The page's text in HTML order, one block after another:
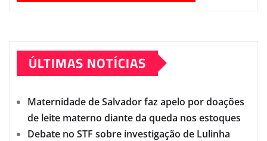
ÚLTIMAS NOTÍCIAS
Maternidade de Salvador faz apelo por doações
de leite materno diante da queda nos estoques
Debate no STF sobre investigação de Lulinha